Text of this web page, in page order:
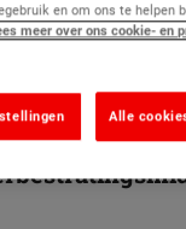
en om ons te helpen
meer over ons cookie- en
Alle